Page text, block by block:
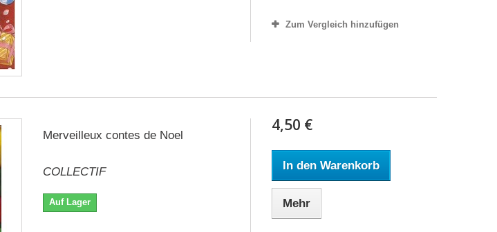
Zum Vergleich hinzufügen
Merveilleux contes de Noel
COLLECTIF
Auf Lager
4,50 €
In den Warenkorb
Mehr